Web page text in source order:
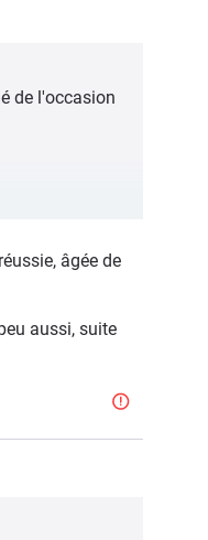
de l'occasion
surprend pas
âgée de
aussi, suite